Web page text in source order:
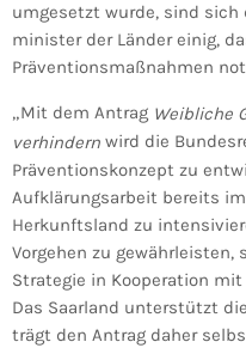
umgesetzt wurde, sind
minister der Länder einig,
Präventionsmaßnahmen
„Mit dem Antrag Weibliche
verhindern wird die
Präventionskonzept zu
Aufklärungsarbeit bereits
Herkunftsland zu
Vorgehen zu
Strategie in Kooperation
Das Saarland unterstützt
trägt den Antrag daher